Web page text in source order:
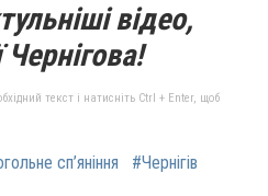
відео,
Чернігова!
текст і натисніть Ctrl + Enter, щоб
сп’яніння #Чернігів